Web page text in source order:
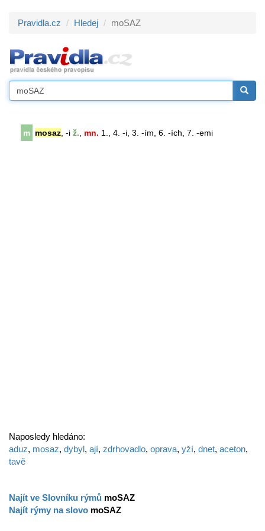
Pravidla.cz Hledej moSAZ
m mosaz , -i ž. mn. 1., 4. -i, 3. -ím, 6. -ích, 7. -emi
Naposledy hledáno:
aduz, mosaz, dybyl, ají, zdrhovadlo, oprava, yží, dnet, aceton,
tavě
Najít ve Slovníku rýmů moSAZ
Najít rýmy na slovo moSAZ